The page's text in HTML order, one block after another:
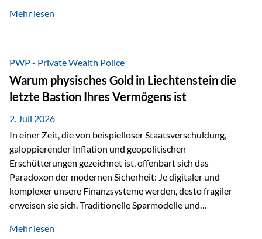
sicherzustellen, dass das Vermögen langfristig erhalten
folgende Situation vor: Ein Vater schenkt seiner Tochter
einen Teil seines Vermögens. Einige Jahre später möchte die
Tochter das Geld kurzfristig verwenden, um…
Mehr lesen
PWP - Private Wealth Police
Warum physisches Gold in Liechtenstein die
letzte Bastion Ihres Vermögens ist
2. Juli 2026
In einer Zeit, die von beispielloser Staatsverschuldung,
galoppierender Inflation und geopolitischen
Erschütterungen gezeichnet ist, offenbart sich das
Paradoxon der modernen Sicherheit: Je digitaler und
komplexer unsere Finanzsysteme werden, desto fragiler
erweisen sie sich. Traditionelle Sparmodelle und
unumstößlich galten, versagen angesichts der expansiven
Mehr lesen